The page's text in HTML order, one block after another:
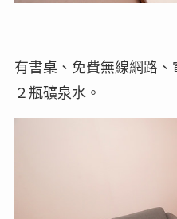
有書桌、免費無線網路
２瓶礦泉水。